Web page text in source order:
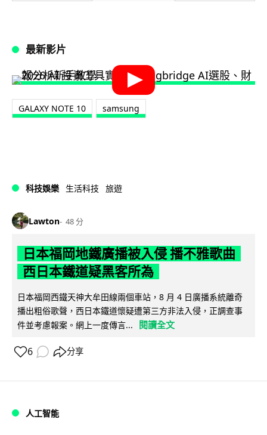
最新影片
GALAXY NOTE 10 samsung
科技娛樂 生活科技 旅遊
Lawton 48 分
日本福岡地鐵廣播被入侵 播不雅歌曲
西日本鐵道疑黑客所為
日本福岡西鐵天神大牟田線兩個車站，8 月 4 日廣播系統離奇
播出粗俗歌聲，西日本鐵道懷疑遭第三方非法入侵，正調查事
件並考慮報案。網上一度傳言...
閱讀全文
6 分享
人工智能